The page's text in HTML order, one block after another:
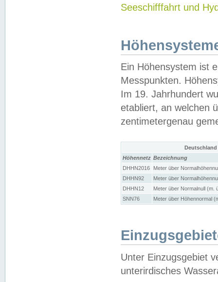
Seeschifffahrt und
Ein Höhensystem ist
Messpunkten.
Im 19. Jahrhundert
etabliert, an welchen
zentimetergenau
Höhennetz Bezeichnung
DHHN2016
Meter über
DHHN92
Meter über
DHHN12
Meter über Normalnull (m.
SNN76
Meter über Höhennormal
Unter Einzugsgebiet
unterirdisches